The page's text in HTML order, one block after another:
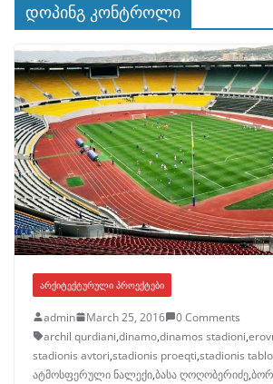
დოპინგ კონტროლი
ᲐᲠᲥᲘᲢᲔᲥᲢᲣᲠᲣᲚᲘ ᲞᲠᲝᲔᲥᲢᲔᲑᲘ
admin March 25, 2016
0 Comments
archil qurdiani,dinamo,dinamos stadioni,
stadionis avtori,stadionis proeqti,stadionis tablo
ატმოსფერული ნალექი,ბასა ღოღობერიძე,